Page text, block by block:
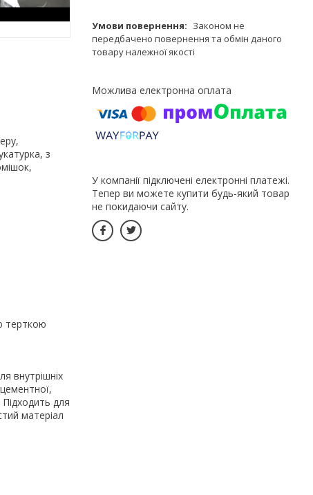
з
терткою
внутрішніх
для
матеріал
Законом не
передбачено повернення та обмін даного
товару належної якості
У компанії підключені електронні платежі.
Тепер ви можете купити будь-який товар
не покидаючи сайту.